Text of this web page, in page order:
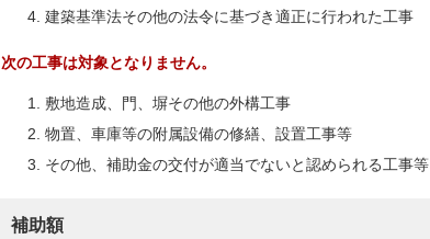
建築基準法その他の法令に基づき適正に行われた工事
次の工事は対象となりません。
敷地造成、門、塀その他の外構工事
物置、車庫等の附属設備の修繕、設置工事等
その他、補助金の交付が適当でないと認められる工事等
補助額